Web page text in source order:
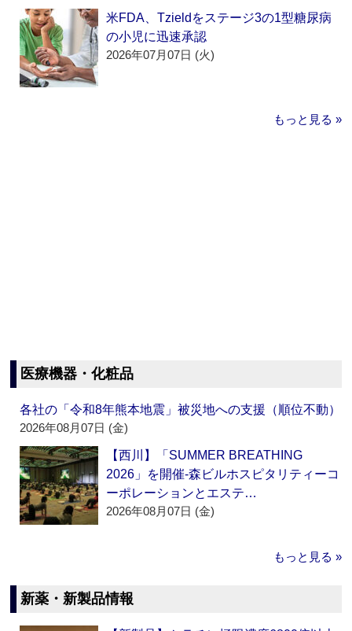
米FDA、Tzieldをステージ3の1型糖尿病
の小児に迅速承認
2026年07月07日 (火)
もっと見る »
医療機器・化粧品
各社の「令和8年熊本地震」被災地への支援（順位不動）
2026年08月07日 (金)
【西川】「SUMMER BREATHING
2026」を開催‐森ビルホスピタリティーコ
ーポレーションとエステ…
2026年08月07日 (金)
もっと見る »
新薬・新製品情報